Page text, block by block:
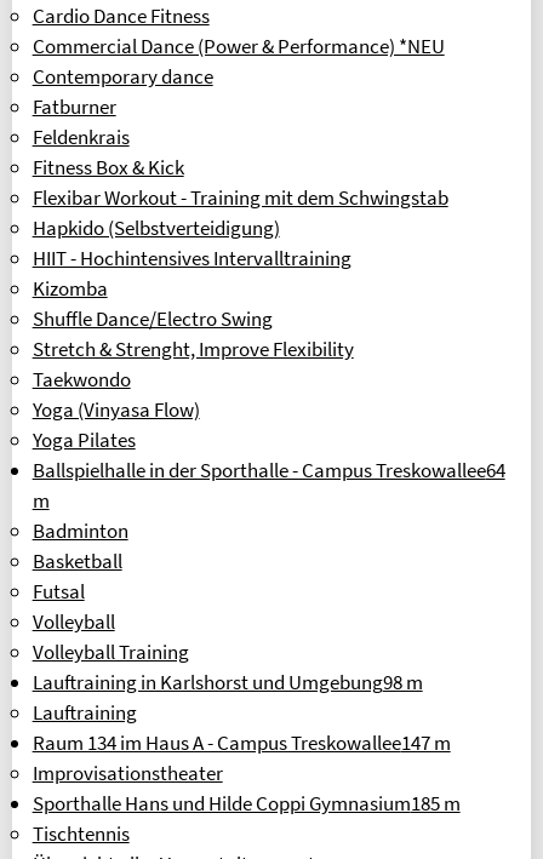
Cardio Dance Fitness
Commercial Dance (Power & Performance) *NEU
Contemporary dance
Fatburner
Feldenkrais
Fitness Box & Kick
Flexibar Workout - Training mit dem Schwingstab
Hapkido (Selbstverteidigung)
HIIT - Hochintensives Intervalltraining
Kizomba
Shuffle Dance/Electro Swing
Stretch & Strenght, Improve Flexibility
Taekwondo
Yoga (Vinyasa Flow)
Yoga Pilates
Ballspielhalle in der Sporthalle - Campus Treskowallee64
m
Badminton
Basketball
Futsal
Volleyball
Volleyball Training
Lauftraining in Karlshorst und Umgebung98 m
Lauftraining
Raum 134 im Haus A - Campus Treskowallee147 m
Improvisationstheater
Sporthalle Hans und Hilde Coppi Gymnasium185 m
Tischtennis